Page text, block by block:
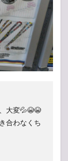
大変💦😭😭
合わなくち